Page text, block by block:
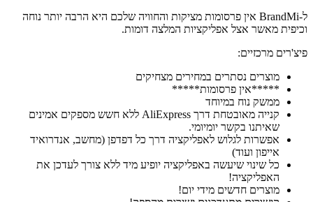
ל-BrandMi אין פרסומות מציקות והחוויה שלכם היא הרבה יותר נוחה
וכיפית מאשר אצל אפליקציות המלצה דומות.
פיצ'רים מרכזיים:
מוצרים נסתרים במחירים מצחיקים
*****אין פרסומות*****
ממשק נוח במיוחד
קנייה מאובטחת דרך AliExpress ללא חשש מספקים אמינים
שאיתנו בקשר יומיומי.
אפשרות לגלוש לאפליקציה דרך כל דפדפן (מחשב, אנדרואיד
אייפון ועוד)
כל שינוי שיעשה באפליקציה יופיע מיד ללא צורך לעדכן את
האפליקציה!
מוצרים חדשים מידי יום!